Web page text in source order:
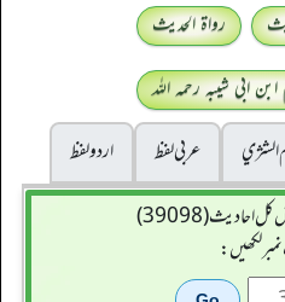
رواۃ الحدیث
ابی شیبہ رحمہ اللہ
الشژي عربی لفظ
اردو لفظ
احادیث (39098)
لکھیں: